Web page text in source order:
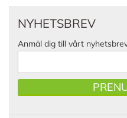
NYHETSBREV
Anmäl dig till vårt